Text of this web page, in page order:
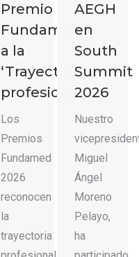
Premio
Fundamed
a la
‘Trayectoria
profesional’
Los
Premios
Fundamed
2026
reconocen
la
trayectoria
AEGH
en
South
Summit
2026
Nuestro
Miguel
Ángel
Moreno
Pelayo,
ha